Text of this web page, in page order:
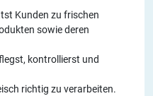
Kunden zu frischen
sowie deren
kontrollierst und
richtig zu verarbeiten.